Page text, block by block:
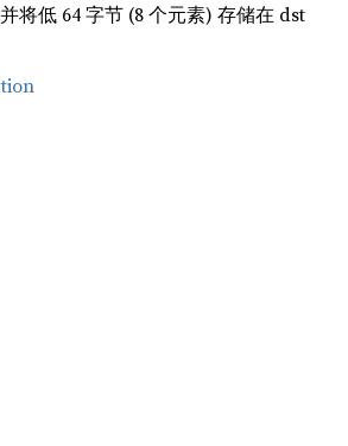
将低 64 字节 (8 个元素) 存储在 dst